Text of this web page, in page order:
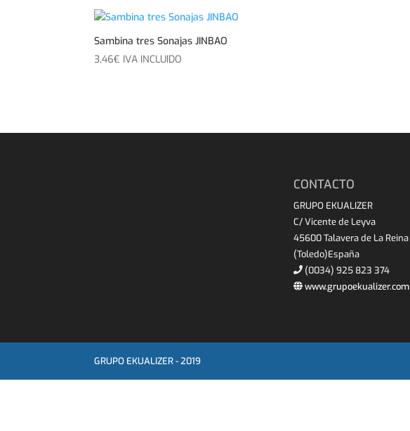
Sambina tres Sonajas JINBAO
3,46€ IVA INCLUIDO
CONTACTO
GRUPO EKUALIZER
C/ Vicente de Leyva
45600 Talavera de La Reina
(Toledo)España
(0034) 925 823 374
www.grupoekualizer.com
GRUPO EKUALIZER - 2019